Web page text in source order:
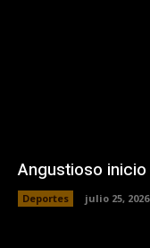
Angustioso inicio
Deportes julio 25, 2026